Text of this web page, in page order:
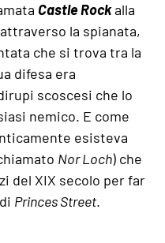
Castle Rockalla
la spianata,
che si trova tra la
difesa era
scoscesi che lo
nemico. E come
esisteva
Nor Loch) che
del XIX secolo per far
Princes Street.